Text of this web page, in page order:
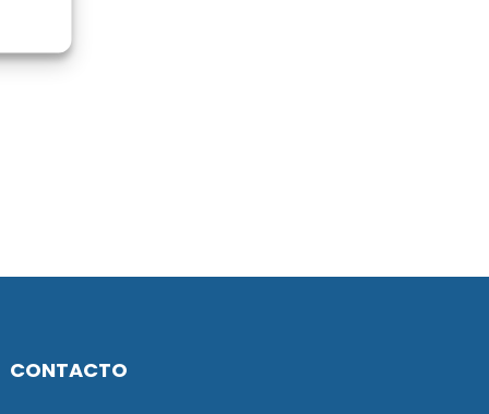
CONTACTO